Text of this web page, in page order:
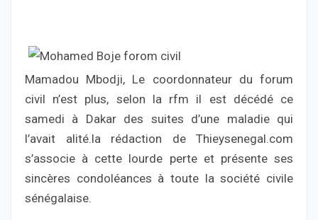
Mamadou Mbodji, Le coordonnateur du forum
civil n’est plus, selon la rfm il est décédé ce
samedi à Dakar des suites d’une maladie qui
l’avait alité.la rédaction de Thieysenegal.com
s’associe à cette lourde perte et présente ses
sincères condoléances à toute la société civile
sénégalaise.